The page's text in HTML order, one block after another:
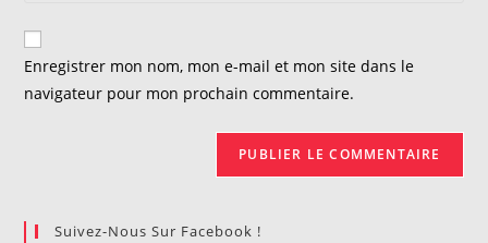
comment
de
votre
(facultatif)
Enregistrer mon nom, mon e-mail et mon site dans le
navigateur pour mon prochain commentaire.
Suivez-Nous Sur Facebook !